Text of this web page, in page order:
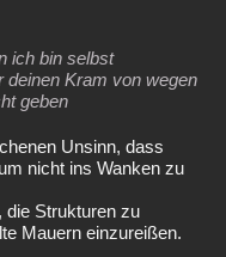
ich bin selbst
deinen Kram von wegen
geben
Unsinn, dass
nicht ins Wanken zu
die Strukturen zu
Mauern einzureißen.